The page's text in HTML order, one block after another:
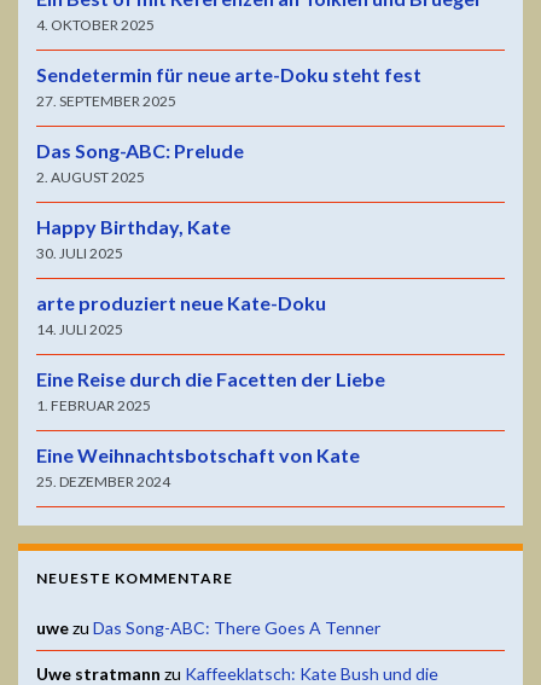
4. OKTOBER 2025
Sendetermin für neue arte-Doku steht fest
27. SEPTEMBER 2025
Das Song-ABC: Prelude
2. AUGUST 2025
Happy Birthday, Kate
30. JULI 2025
arte produziert neue Kate-Doku
14. JULI 2025
Eine Reise durch die Facetten der Liebe
1. FEBRUAR 2025
Eine Weihnachtsbotschaft von Kate
25. DEZEMBER 2024
NEUESTE KOMMENTARE
uwezu Das Song-ABC: There Goes A Tenner
Uwe stratmann zu Kaffeeklatsch: Kate Bush und die